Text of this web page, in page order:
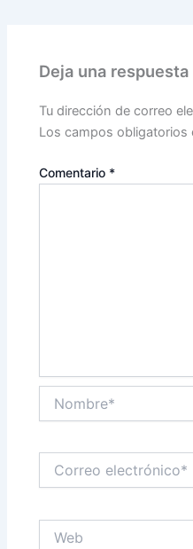
Deja una respuesta
Tu dirección de correo
Los campos obligatorios
Comentario *
electrónico*